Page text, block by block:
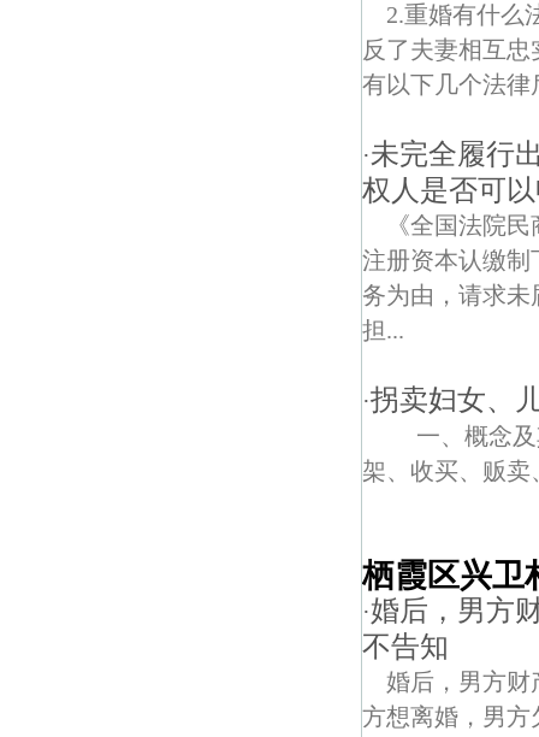
2.重婚有什么
反了夫妻相互
有以下几个法律
·未完全履行
权人是否可
《全国法院
注册资本认缴制
务为由，请求未
担...
·拐卖妇女、
一、概念及
架、收买、贩
栖霞区兴卫
·婚后，男方
不告知
婚后，男方财
方想离婚，男方